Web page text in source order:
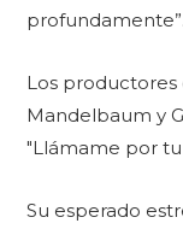
profundamente”.
Los productores
Mandelbaum y
"Llámame por
Su esperado